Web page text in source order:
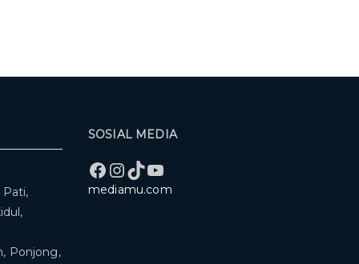
Pati,
Ponjong,
SOSIAL MEDIA
Facebook
Instagram
TikTok
YouTube
mediamu.com